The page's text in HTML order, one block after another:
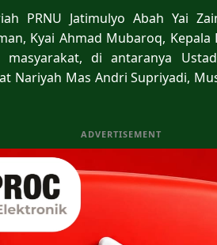
PRNU Jatimulyo Abah Yai
Kyai Ahmad Mubaroq, Kepala
di antaranya
Nariyah Mas Andri Supriyadi,
ADVERTISEMENT